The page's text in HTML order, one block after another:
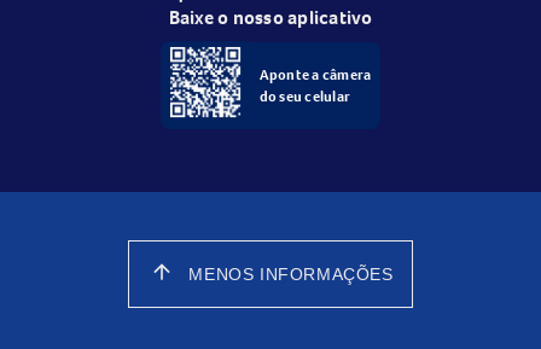
Baixe o nosso aplicativo
Aponte a câmera
do seu celular
arrow_upward MENOS INFORMAÇÕES